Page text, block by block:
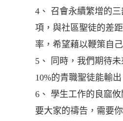
4、 召會永續繁增的
項，與社區聖徒的差
率，希望藉以鞭策自
5、 同時，我們期待
10%的青職聖徒能輸出
6、 學生工作的良窳
要大家的禱告，需要